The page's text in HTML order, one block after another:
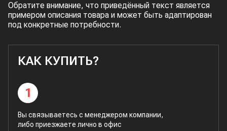
Обратите внимание, что приведённый текст является
примером описания товара и может быть адаптирован
под конкретные потребности.
КАК КУПИТЬ?
1
Вы связываетесь с менеджером компании,
либо приезжаете лично в офис